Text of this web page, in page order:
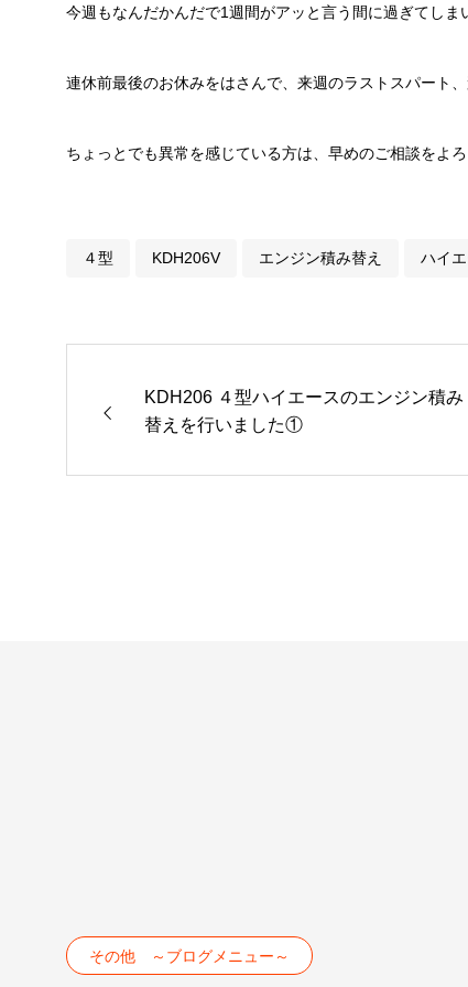
今週もなんだかんだで1週間がアッと言う間に過ぎてしま
連休前最後のお休みをはさんで、来週のラストスパート、
ちょっとでも異常を感じている方は、早めのご相談をよ
４型 KDH206V エンジン積み替え ハイ
KDH206 ４型ハイエースのエンジン積み
替えを行いました①
その他 ～ブログメニュー～